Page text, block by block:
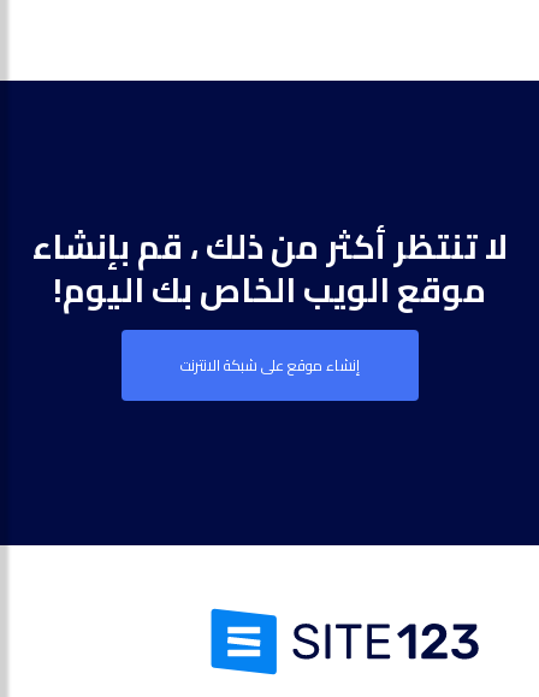
لا تنتظر أكثر من ذلك ، قم بإنشاء
موقع الويب الخاص بك اليوم!
إنشاء موقع على شبكة الانترنت